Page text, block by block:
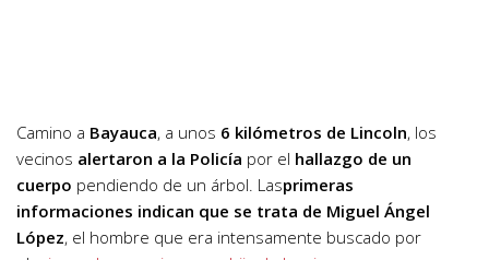
Camino a Bayauca, a unos 6 kilómetros de Lincoln, los
vecinos alertaron a la Policía por el hallazgo de un
cuerpo pendiendo de un árbol. Lasprimeras
informaciones indican que se trata de Miguel Ángel
López, el hombre que era intensamente buscado por